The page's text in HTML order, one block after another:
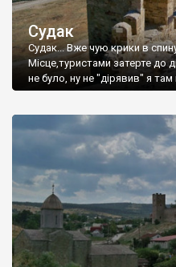
Судак
Судак... Вже чую крики в
Місце,туристами затерте
не було, ну не "дірявив" я там